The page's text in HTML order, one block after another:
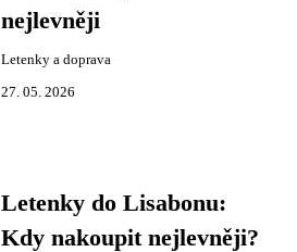
nejlevněji
Letenky a doprava
27. 05. 2026
Letenky do Lisabonu:
Kdy nakoupit nejlevněji?